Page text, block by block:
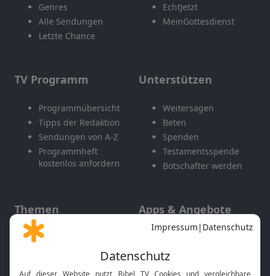
Genres
Alle Sendungen
Letzte Chance
EchtJetzt
MeinGottesdienst
TV Programm
Programmübersicht
Tipps der Redaktion
Sendungen von A-Z
Programmheft
kostenlos anfordern
Unterstützen
Weitersagen
Beten
Spenden
Testamentsspende
Botschafter werden
Themen
Gott und Bibel erklärt
Apps & Angebote
Mobile App